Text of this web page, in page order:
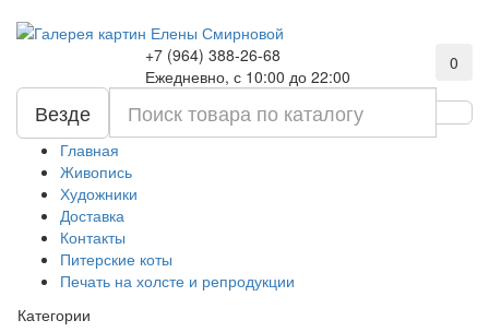
+7 (964) 388-26-68
Ежедневно, с 10:00 до 22:00
0
Везде
Главная
Живопись
Художники
Доставка
Контакты
Питерские коты
Печать на холсте и репродукции
Категории